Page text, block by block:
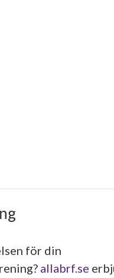
för din
allabrf.se